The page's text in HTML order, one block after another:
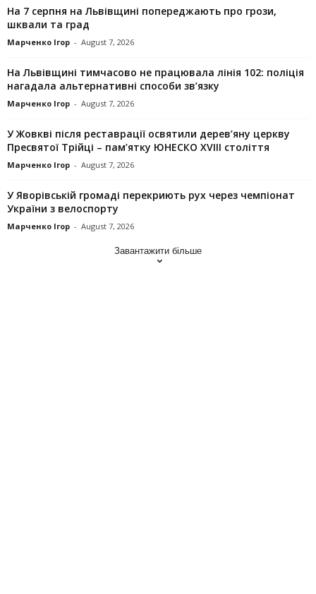
На 7 серпня на Львівщині попереджають про грози,
шквали та град
Марченко Ігор - August 7, 2026
На Львівщині тимчасово не працювала лінія 102: поліція
нагадала альтернативні способи зв’язку
Марченко Ігор - August 7, 2026
У Жовкві після реставрації освятили дерев’яну церкву
Пресвятої Трійці – пам’ятку ЮНЕСКО XVIII століття
Марченко Ігор - August 7, 2026
У Яворівській громаді перекриють рух через чемпіонат
України з велоспорту
Марченко Ігор - August 7, 2026
Завантажити більше